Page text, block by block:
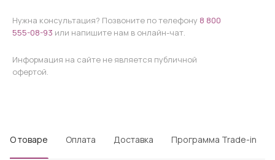
Нужна консультация? Позвоните по телефону 8 800
555-08-93 или напишите нам в онлайн-чат.
Информация на сайте не является публичной
офертой.
О товаре Оплата Доставка Программа Trade-in